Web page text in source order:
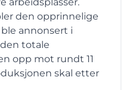
den opprinnelige
annonsert i
totale
opp mot rundt 11
skal etter